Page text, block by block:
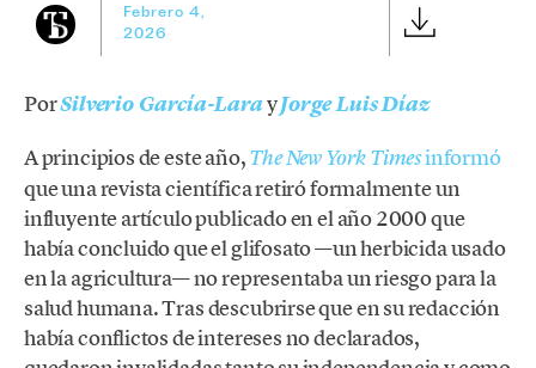
Febrero 4,
2026
PorSilverio García-LarayJorge Luis Díaz
A principios de este año,The New York Timesinformó
que una revista científica retiró formalmente un
influyente artículo publicado en el año 2000 que
había concluido que el glifosato —un herbicida usado
en la agricultura— no representaba un riesgo para la
salud humana. Tras descubrirse que en su redacción
había conflictos de intereses no declarados,